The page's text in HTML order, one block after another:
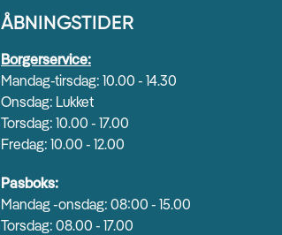
ÅBNINGSTIDER
Borgerservice:
Mandag-tirsdag: 10.00 - 14.30
Onsdag: Lukket
Torsdag: 10.00 - 17.00
Fredag: 10.00 - 12.00
Pasboks:
Mandag -onsdag: 08:00 - 15.00
Torsdag: 08.00 - 17.00